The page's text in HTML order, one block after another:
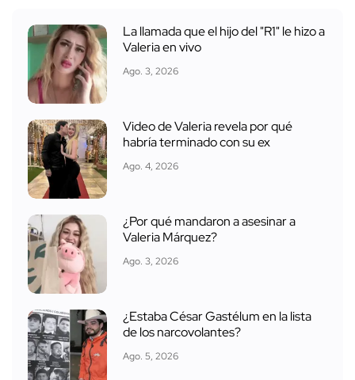
La llamada que el hijo del "R1" le hizo a
Valeria en vivo
Ago. 3, 2026
Video de Valeria revela por qué
habría terminado con su ex
Ago. 4, 2026
¿Por qué mandaron a asesinar a
Valeria Márquez?
Ago. 3, 2026
¿Estaba César Gastélum en la lista
de los narcovolantes?
Ago. 5, 2026